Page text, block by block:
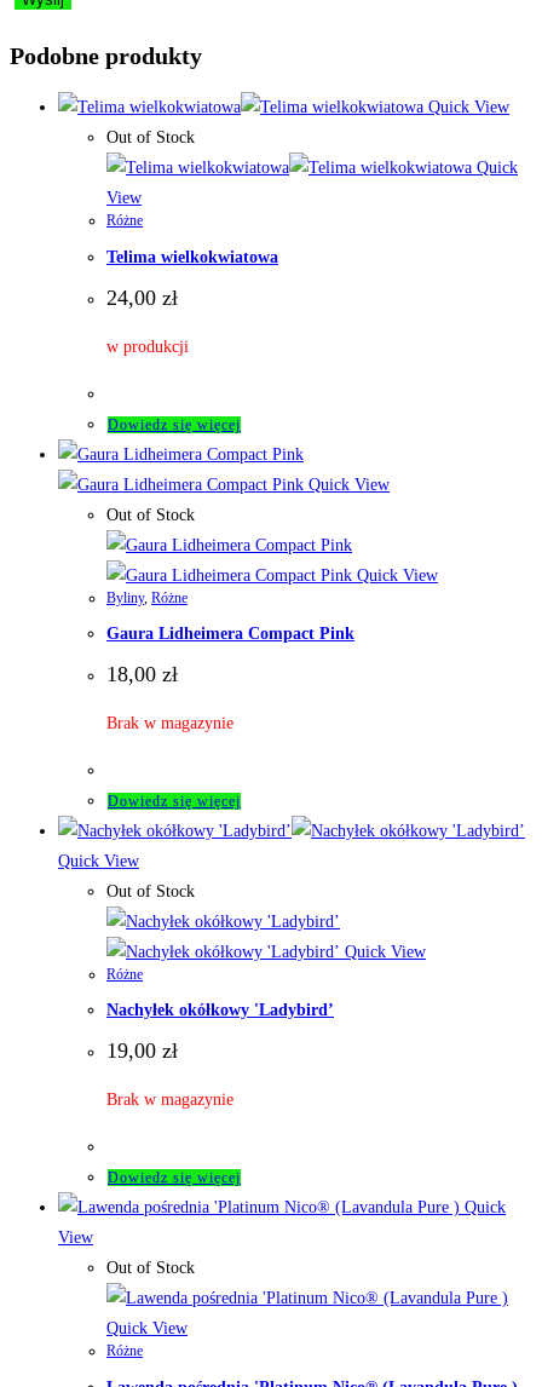
Podobne produkty
Quick View
Out of Stock
Quick
View
Różne
Telima wielkokwiatowa
24,00 zł
w produkcji
Dowiedz się więcej
Quick View
Out of Stock
Quick View
Byliny, Różne
Gaura Lidheimera Compact Pink
18,00 zł
Brak w magazynie
Dowiedz się więcej
Quick View
Out of Stock
Quick View
Różne
Nachyłek okółkowy 'Ladybird’
19,00 zł
Brak w magazynie
Dowiedz się więcej
Quick
View
Out of Stock
Quick View
Różne